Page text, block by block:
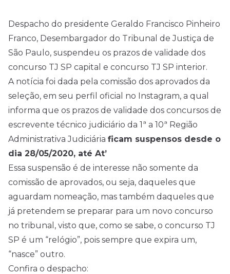
Despacho do presidente Geraldo Francisco Pinheiro
Franco, Desembargador do Tribunal de Justiça de
São Paulo, suspendeu os prazos de validade dos
concurso TJ SP capital e concurso TJ SP interior.
A notícia foi dada pela comissão dos aprovados da
seleção, em seu perfil oficial no Instagram, a qual
informa que os prazos de validade dos concursos de
escrevente técnico judiciário da 1ª a 10ª Região
Administrativa Judiciária ficam suspensos desde o
dia 28/05/2020, até At’
Essa suspensão é de interesse não somente da
comissão de aprovados, ou seja, daqueles que
aguardam nomeação, mas também daqueles que
já pretendem se preparar para um novo concurso
no tribunal, visto que, como se sabe, o concurso TJ
SP é um “relógio”, pois sempre que expira um,
“nasce” outro.
Confira o despacho: